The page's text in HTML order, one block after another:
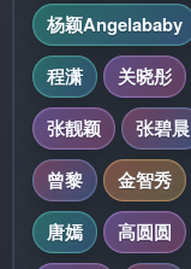
杨颖Angelababy
程潇
关晓彤
张靓颖
张碧晨
曾黎
金智秀
唐嫣
高圆圆